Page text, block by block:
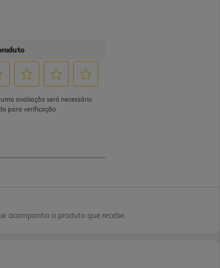
acompanha o produto que recebe.